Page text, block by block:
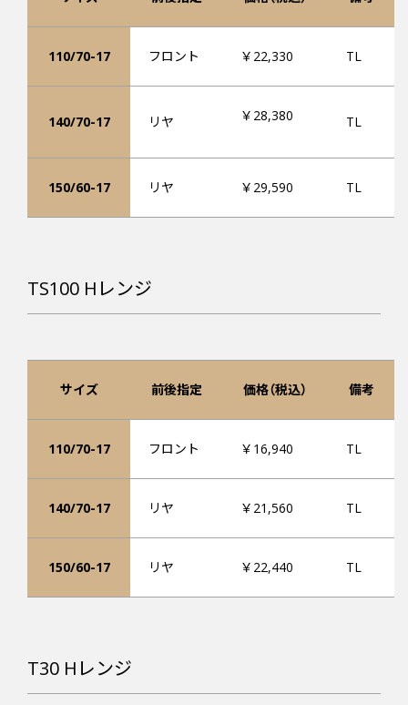
110/70-17 フロント ￥22,330 TL
140/70-17 リヤ ￥28,380 TL
150/60-17 リヤ ￥29,590 TL
TS100 Hレンジ
サイズ 前後指定 価格（税込） 備考
110/70-17 フロント ￥16,940 TL
140/70-17 リヤ ￥21,560 TL
150/60-17 リヤ ￥22,440 TL
T30 Hレンジ